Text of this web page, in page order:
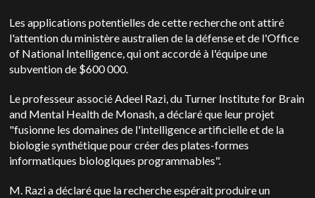
Les applications potentielles de cette recherche ont attiré
l'attention du ministère australien de la défense et de l'Office
of National Intelligence, qui ont accordé à l'équipe une
subvention de $600 000.
Le professeur associé Adeel Razi, du Turner Institute for Brain
and Mental Health de Monash, a déclaré que leur projet
"fusionne les domaines de l'intelligence artificielle et de la
biologie synthétique pour créer des plates-formes
informatiques biologiques programmables".
M. Razi a déclaré que la recherche espérait produire un